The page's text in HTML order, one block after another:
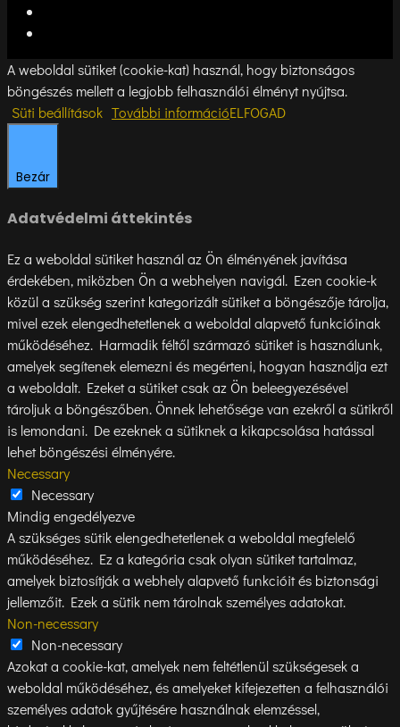
A weboldal sütiket (cookie-kat) használ, hogy biztonságos
böngészés mellett a legjobb felhasználói élményt nyújtsa.
Süti beállítások További információELFOGAD
Bezár
Adatvédelmi áttekintés
Ez a weboldal sütiket használ az Ön élményének javítása
érdekében, miközben Ön a webhelyen navigál. Ezen cookie-k
közül a szükség szerint kategorizált sütiket a böngészője tárolja,
mivel ezek elengedhetetlenek a weboldal alapvető funkcióinak
működéséhez. Harmadik féltől származó sütiket is használunk,
amelyek segítenek elemezni és megérteni, hogyan használja ezt
a weboldalt. Ezeket a sütiket csak az Ön beleegyezésével
tároljuk a böngészőben. Önnek lehetősége van ezekről a sütikről
is lemondani. De ezeknek a sütiknek a kikapcsolása hatással
lehet böngészési élményére.
Necessary
Necessary
Mindig engedélyezve
A szükséges sütik elengedhetetlenek a weboldal megfelelő
működéséhez. Ez a kategória csak olyan sütiket tartalmaz,
amelyek biztosítják a webhely alapvető funkcióit és biztonsági
jellemzőit. Ezek a sütik nem tárolnak személyes adatokat.
Non-necessary
Non-necessary
Azokat a cookie-kat, amelyek nem feltétlenül szükségesek a
weboldal működéséhez, és amelyeket kifejezetten a felhasználói
személyes adatok gyűjtésére használnak elemzéssel,